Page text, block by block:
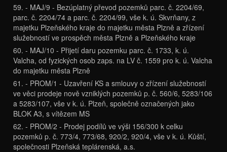
59. - MAJ/9 - Bezúplatný převod pozemků parc. č. 2204/69,
parc. č. 2204/74 a parc. č. 2204/99, vše k. ú. Skvrňany, z
majetku Plzeňského kraje do majetku města Plzně a zřízení
služebností ve prospěch města Plzně a Plzeňského kraje
60. - MAJ/10 - Přijetí daru pozemku parc. č. 1733, k. ú.
Valcha, od fyzických osob zaps. na LV č. 1559 pro k. ú. Valcha
do majetku města Plzně
61. - PROM/1 - Uzavření KS a smlouvy o zřízení služebností
ve věci prodeje nově vzniklých pozemků p. č. 560/6, 5283/106
a 5283/107, vše v k. ú. Plzeň, společně označených jako
BLOK A3, s vítězem MS
62. - PROM/2 - Prodej podílů ve výši 156/300 k celku
pozemků p. č. 773/4, 773/68, 920/2, 920/4, vše v k. ú. Kůští,
společnosti Plzeňská teplárenská, a.s.